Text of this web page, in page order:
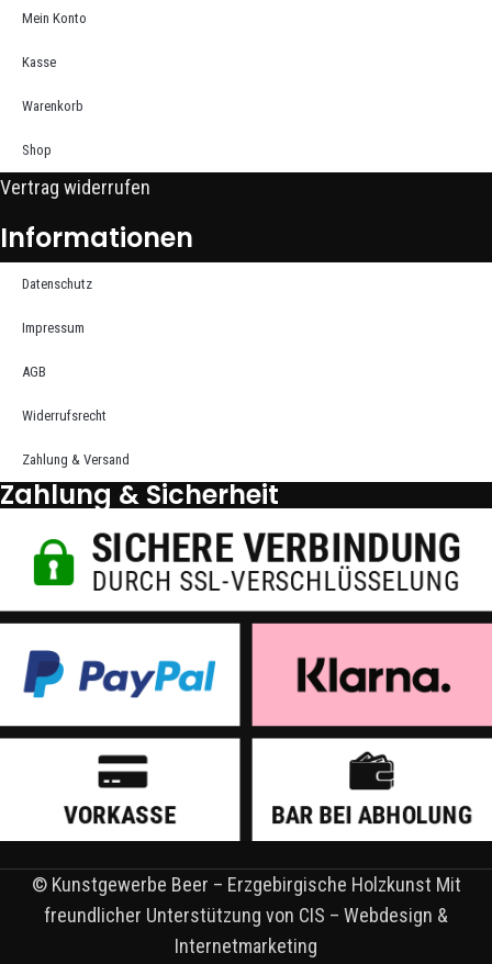
Mein Konto
Kasse
Warenkorb
Shop
Vertrag widerrufen
Informationen
Datenschutz
Impressum
AGB
Widerrufsrecht
Zahlung & Versand
Zahlung & Sicherheit
© Kunstgewerbe Beer – Erzgebirgische Holzkunst Mit
freundlicher Unterstützung von CIS – Webdesign &
Internetmarketing